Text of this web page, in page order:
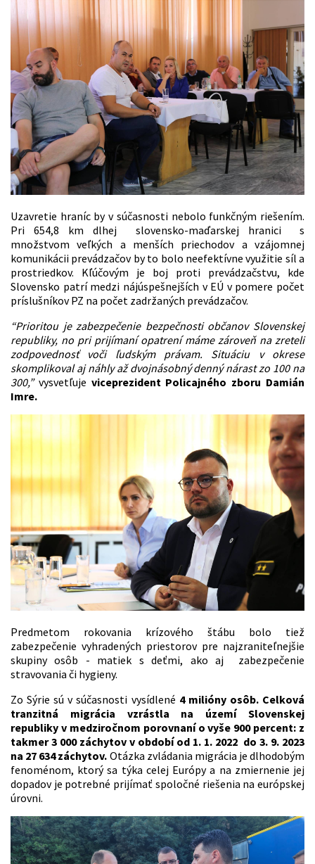
Uzavretie hraníc by v súčasnosti nebolo funkčným riešením.
Pri 654,8 km dlhej slovensko-maďarskej hranici s
množstvom veľkých a menších priechodov a vzájomnej
komunikácii prevádzačov by to bolo neefektívne využitie síl a
prostriedkov. Kľúčovým je boj proti prevádzačstvu, kde
Slovensko patrí medzi nájúspešnejších v EÚ v pomere počet
príslušníkov PZ na počet zadržaných prevádzačov.
“Prioritou je zabezpečenie bezpečnosti občanov Slovenskej
republiky, no pri prijímaní opatrení máme zároveň na zreteli
zodpovednosť voči ľudským právam. Situáciu v okrese
skomplikoval aj náhly až dvojnásobný denný nárast zo 100 na
300,” vysvetľuje viceprezident Policajného zboru Damián
Imre.
Predmetom rokovania krízového štábu bolo tiež
zabezpečenie vyhradených priestorov pre najzraniteľnejšie
skupiny osôb - matiek s deťmi, ako aj zabezpečenie
stravovania či hygieny.
Zo Sýrie sú v súčasnosti vysídlené 4 milióny osôb. Celková
tranzitná migrácia vzrástla na území Slovenskej
republiky v medziročnom porovnaní o vyše 900 percent: z
takmer 3 000 záchytov v období od 1. 1. 2022 do 3. 9. 2023
na 27 634 záchytov. Otázka zvládania migrácia je dlhodobým
fenoménom, ktorý sa týka celej Európy a na zmiernenie jej
dopadov je potrebné prijímať spoločné riešenia na európskej
úrovni.